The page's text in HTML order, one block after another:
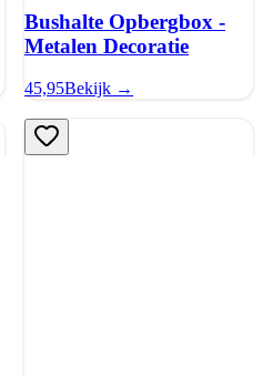
Bushalte Opbergbox -
Metalen Decoratie
45,95Bekijk →